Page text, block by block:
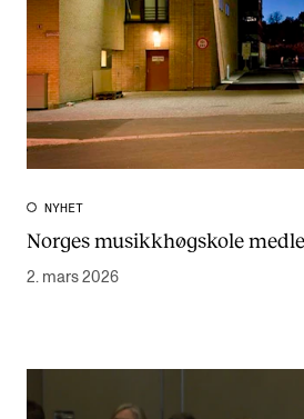
NYHET
Norges musikkhøgskole
2. mars 2026